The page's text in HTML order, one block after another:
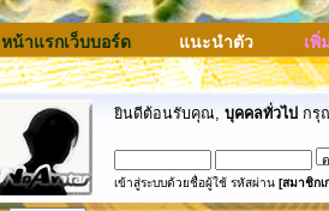
หน้าแรกเว็บบอร์ด แนะนำตัว เพิ่
ยินดีต้อนรับคุณ, บุคคลทั่วไป กรุ
เข้าสู่ระบบด้วยชื่อผู้ใช้ รหัสผ่าน [สมาชิกเ